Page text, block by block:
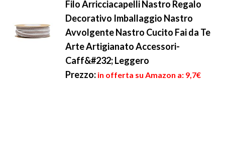
Filo Arricciacapelli Nastro Regalo
Decorativo Imballaggio Nastro
Avvolgente Nastro Cucito Fai da Te
Arte Artigianato Accessori-
Caff&#232; Leggero
Prezzo: in offerta su Amazon a: 9,7€